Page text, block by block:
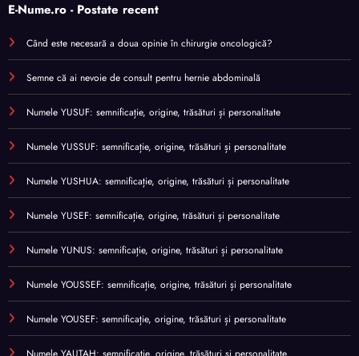
E-Nume.ro - Postate recent
Când este necesară a doua opinie în chirurgie oncologică?
Semne că ai nevoie de consult pentru hernie abdominală
Numele YUSUF: semnificație, origine, trăsături și personalitate
Numele YUSSUF: semnificație, origine, trăsături și personalitate
Numele YUSHUA: semnificație, origine, trăsături și personalitate
Numele YUSEF: semnificație, origine, trăsături și personalitate
Numele YUNUS: semnificație, origine, trăsături și personalitate
Numele YOUSSEF: semnificație, origine, trăsături și personalitate
Numele YOUSEF: semnificație, origine, trăsături și personalitate